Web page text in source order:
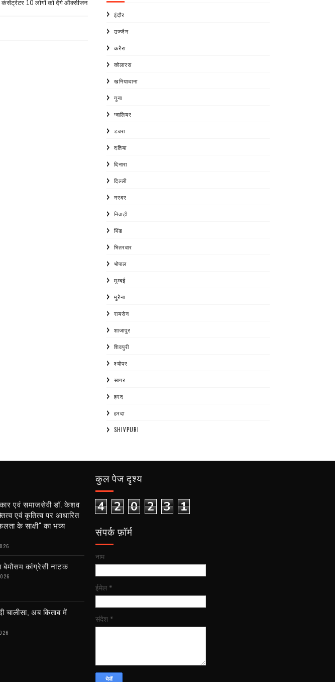
कंसेंट्रेटर 10 लोगों को देंगे ऑक्सीजन
इंदौर
उज्जैन
करैरा
कोलारस
खनियाधाना
गुना
ग्वालियर
डबरा
दतिया
दिनारा
दिल्ली
नरवर
निवाड़ी
भिंड
भितरवार
भोपाल
मुम्बई
मुरैना
रायसेन
शाजापुर
शिवपुरी
श्योपर
सागर
हरद
हरदा
SHIVPURI
एवं समाजसेवी डॉ. केशव
एवं कृतित्व पर आधारित
के साक्षी" का भव्य
बेमौसम कांग्रेसी नाटक
चालीसा, अब किताब में
कुल पेज दृश्य
4 2 0 2 3 1
संपर्क फ़ॉर्म
नाम
ईमेल *
संदेश *